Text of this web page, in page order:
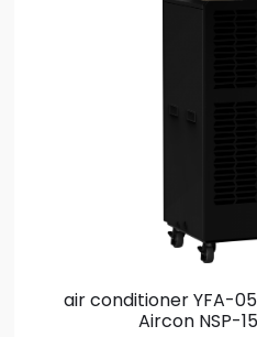
air conditioner YFA-
Aircon NSP-